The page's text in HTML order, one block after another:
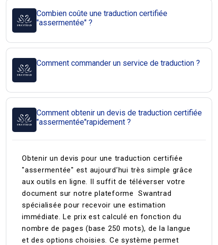
Combien coûte une traduction certifiée
"assermentée" ?
Comment commander un service de traduction ?
Comment obtenir un devis de traduction certifiée
"assermentée"rapidement ?
Obtenir un devis pour une traduction certifiée
"assermentée" est aujourd’hui très simple grâce
aux outils en ligne. Il suffit de téléverser votre
document sur notre plateforme Swantrad
spécialisée pour recevoir une estimation
immédiate. Le prix est calculé en fonction du
nombre de pages (base 250 mots), de la langue
et des options choisies. Ce système permet